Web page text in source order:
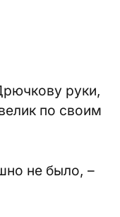
руки,
по своим
не было, –